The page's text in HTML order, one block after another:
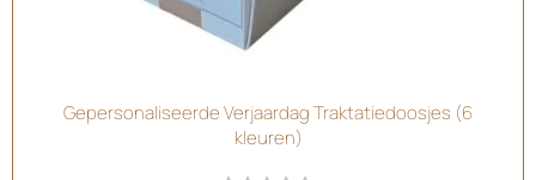
Gepersonaliseerde Verjaardag Traktatiedoosjes (6
kleuren)